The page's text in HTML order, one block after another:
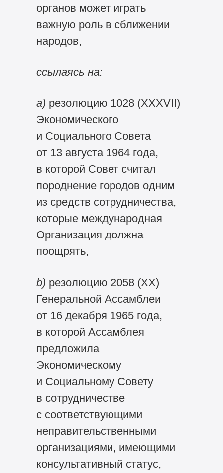
органов может играть
важную роль в сближении
народов,
ссылаясь на:
а) резолюцию 1028 (XXXVII)
Экономического
и Социального Совета
от 13 августа 1964 года,
в которой Совет считал
породнение городов одним
из средств сотрудничества,
которые международная
Организация должна
поощрять,
b) резолюцию 2058 (XX)
Генеральной Ассамблеи
от 16 декабря 1965 года,
в которой Ассамблея
предложила
Экономическому
и Социальному Совету
в сотрудничестве
с соответствующими
неправительственными
организациями, имеющими
консультативный статус,